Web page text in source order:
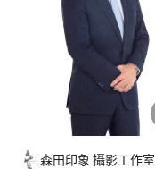
森田印象 攝影工作室